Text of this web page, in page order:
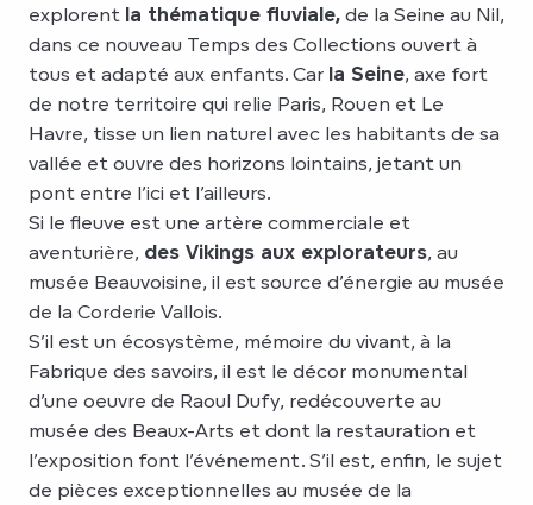
explorent la thématique fluviale, de la Seine au Nil,
dans ce nouveau Temps des Collections ouvert à
tous et adapté aux enfants. Car la Seine, axe fort
de notre territoire qui relie Paris, Rouen et Le
Havre, tisse un lien naturel avec les habitants de sa
vallée et ouvre des horizons lointains, jetant un
pont entre l’ici et l’ailleurs.
Si le fleuve est une artère commerciale et
aventurière, des Vikings aux explorateurs, au
musée Beauvoisine, il est source d’énergie au musée
de la Corderie Vallois.
S’il est un écosystème, mémoire du vivant, à la
Fabrique des savoirs, il est le décor monumental
d’une oeuvre de Raoul Dufy, redécouverte au
musée des Beaux-Arts et dont la restauration et
l’exposition font l’événement. S’il est, enfin, le sujet
de pièces exceptionnelles au musée de la